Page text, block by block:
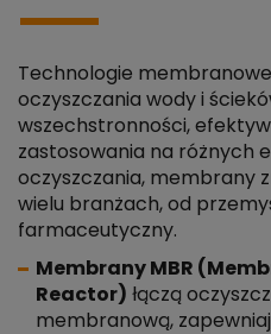
Technologie
oczyszczania wody i
wszechstronności,
zastosowania na różnych
oczyszczania, membrany
wielu branżach, od
farmaceutyczny.
Membrany MBR
Reactor) łączą
membranową,